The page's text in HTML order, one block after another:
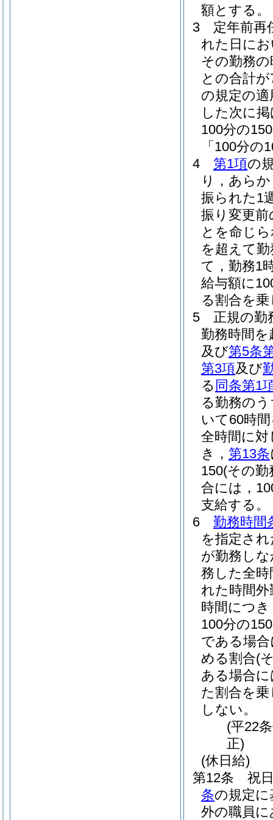
額とする。
3
定年前再
れた日に
その勤務
との合計
の規定の
した次に
100分の
「100分の
4
第1項の
り，あら
振られた1
振り変更
とを命じ
を超えて
て，勤務1
給与額に
る割合を
5
正規の勤
勤務時間
及び第5条
第3項及び
る 同条第1
る勤務の
いて60時
全時間に対
き， 第13条
150(その勤
合には，
支給する。
6
勤務時間
を指定さ
が勤務し
務した全
れた時間
時間につき
100分の150
である場
める割合(
ある場合
た割合を
しない。
(平22
正)
(休日給)
第12条
祝
条の規定
外の職員